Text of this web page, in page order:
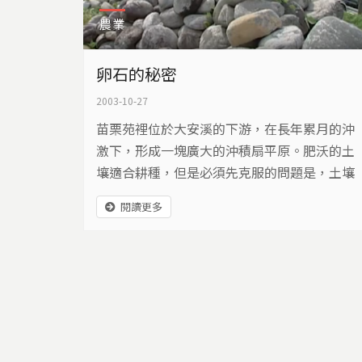
農業
卵石的秘密
2003-10-27
苗栗苑裡位於大安溪的下游，在長年累月的沖
激下，形成一塊廣大的沖積扇平原。肥沃的土
壤適合耕種，但是必須先克服的問題是，土壤
中密佈的卵石，以及定期氾濫的河水。
閱讀更多